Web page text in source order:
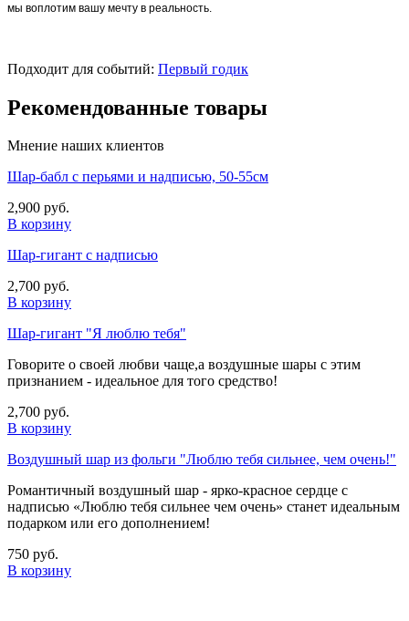
мы воплотим вашу мечту в реальность.
Подходит для событий: Первый годик
Рекомендованные товары
Мнение наших клиентов
Шар-бабл с перьями и надписью, 50-55см
2,900 руб.
В корзину
Шар-гигант с надписью
2,700 руб.
В корзину
Шар-гигант "Я люблю тебя"
Говорите о своей любви чаще,а воздушные шары с этим
признанием - идеальное для того средство!
2,700 руб.
В корзину
Воздушный шар из фольги "Люблю тебя сильнее, чем очень!"
Романтичный воздушный шар - ярко-красное сердце с
надписью «Люблю тебя сильнее чем очень» станет идеальным
подарком или его дополнением!
750 руб.
В корзину